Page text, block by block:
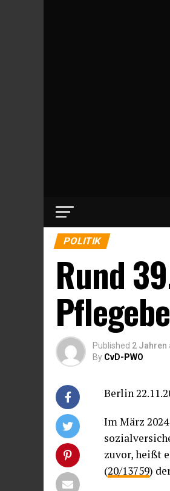
POLITIK
Rund
Published 2 Jahren
By CvD-PWO
Berlin
Im März
zuvor, heißt
(20/13759)